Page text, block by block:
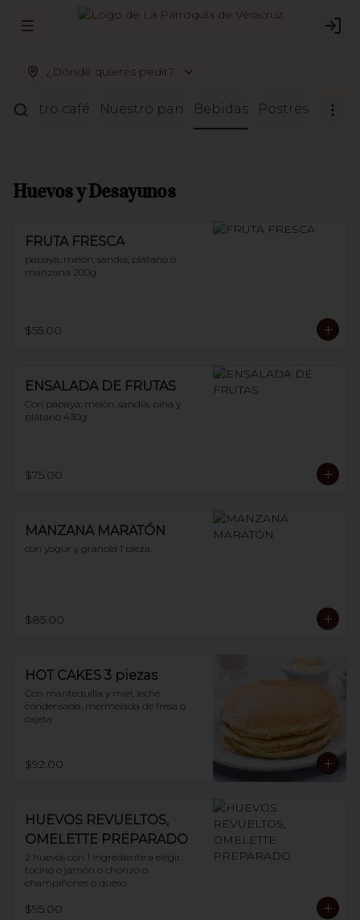
Abrir menu de navegación
¿Dónde quieres pedir?
Nuestro café Nuestro pan Bebidas Postres
Huevos y Desayunos
FRUTA FRESCA
papaya, melón, sandía, plátano o
manzana 200g
$55.00
ENSALADA DE FRUTAS
Con papaya, melón, sandía, piña y
plátano 430g.
$75.00
MANZANA MARATÓN
con yogur y granola 1 pieza.
$85.00
HOT CAKES 3 piezas
Con mantequilla y miel, leche
condensada, mermelada de fresa o
cajeta
$92.00
HUEVOS REVUELTOS,
OMELETTE PREPARADO
2 huevos con 1 ingrediente a elegir:
tocino o jamón o chorizo o
champiñones o queso.
$95.00